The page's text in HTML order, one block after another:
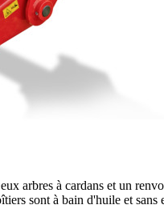
arbres à cardans et un
sont à bain d'huile et sans